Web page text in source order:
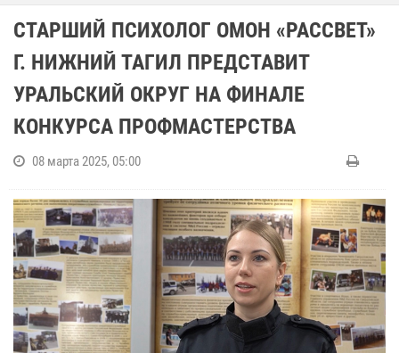
СТАРШИЙ ПСИХОЛОГ ОМОН «РАССВЕТ»
Г. НИЖНИЙ ТАГИЛ ПРЕДСТАВИТ
УРАЛЬСКИЙ ОКРУГ НА ФИНАЛЕ
КОНКУРСА ПРОФМАСТЕРСТВА
08 марта 2025, 05:00